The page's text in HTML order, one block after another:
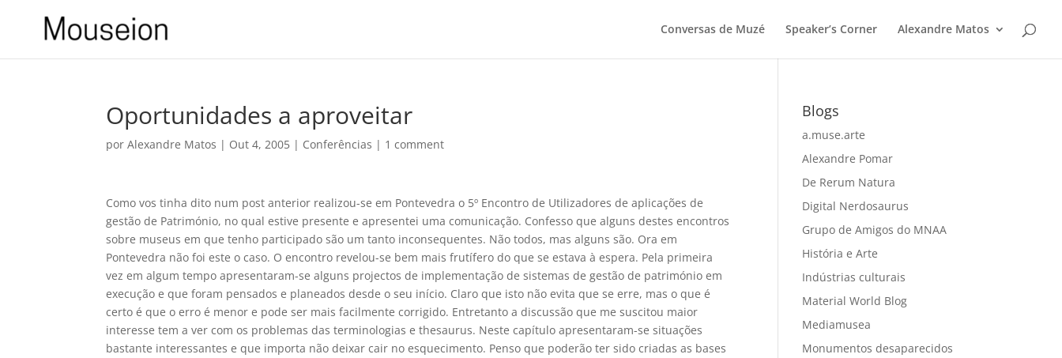
Conversas de Muzé Speaker’s Corner Alexandre Matos
Oportunidades a aproveitar
porAlexandre Matos | Out 4, 2005 | Conferências | 1 comment
Como vos tinha dito num post anterior realizou-se em Pontevedra o 5º Encontro de Utilizadores de aplicações de
gestão de Património, no qual estive presente e apresentei uma comunicação. Confesso que alguns destes encontros
sobre museus em que tenho participado são um tanto inconsequentes. Não todos, mas alguns são. Ora em
Pontevedra não foi este o caso. O encontro revelou-se bem mais frutífero do que se estava à espera. Pela primeira
vez em algum tempo apresentaram-se alguns projectos de implementação de sistemas de gestão de património em
execução e que foram pensados e planeados desde o seu início. Claro que isto não evita que se erre, mas o que é
certo é que o erro é menor e pode ser mais facilmente corrigido. Entretanto a discussão que me suscitou maior
interesse tem a ver com os problemas das terminologias e thesaurus. Neste capítulo apresentaram-se situações
bastante interessantes e que importa não deixar cair no esquecimento. Penso que poderão ter sido criadas as bases
Blogs
a.muse.arte
Alexandre Pomar
De Rerum Natura
Digital Nerdosaurus
Grupo de Amigos do MNAA
História e Arte
Indústrias culturais
Material World Blog
Mediamusea
Monumentos desaparecidos